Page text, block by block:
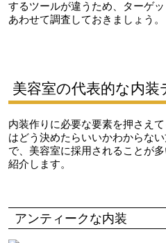
するツールが違うため、ターゲ
あわせて調査しておきましょう。
美容室の代表的な内装
内装作りに必要な要素を押さえ
はどう決めたらいいかわからな
で、美容室に採用されることが
紹介します。
アンティークな内装